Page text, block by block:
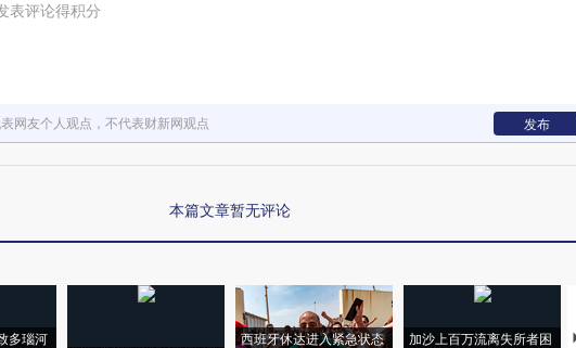
表评论得积分
网友个人观点，不代表财新网观点 发布
本篇文章暂无评论
多瑙河
西班牙休达进入紧急状态
加沙上百万流离失所者困